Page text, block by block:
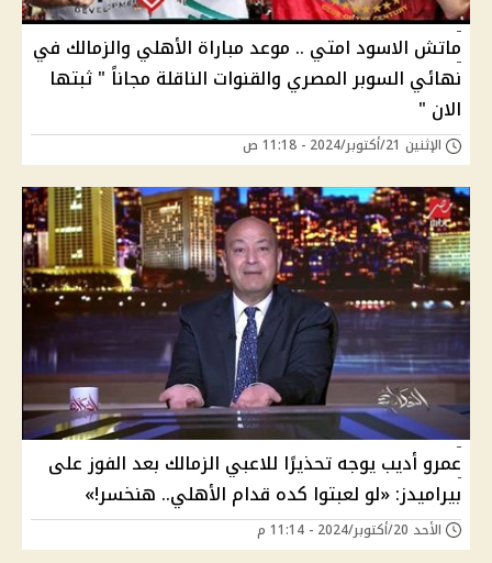
ماتش الاسود امتي .. موعد مباراة الأهلي والزمالك في
نهائي السوبر المصري والقنوات الناقلة مجاناً " ثبتها
الان "
الإثنين 21/أكتوبر/2024 - 11:18 ص
عمرو أديب يوجه تحذيرًا للاعبي الزمالك بعد الفوز على
بيراميدز: «لو لعبتوا كده قدام الأهلي.. هنخسر!»
الأحد 20/أكتوبر/2024 - 11:14 م